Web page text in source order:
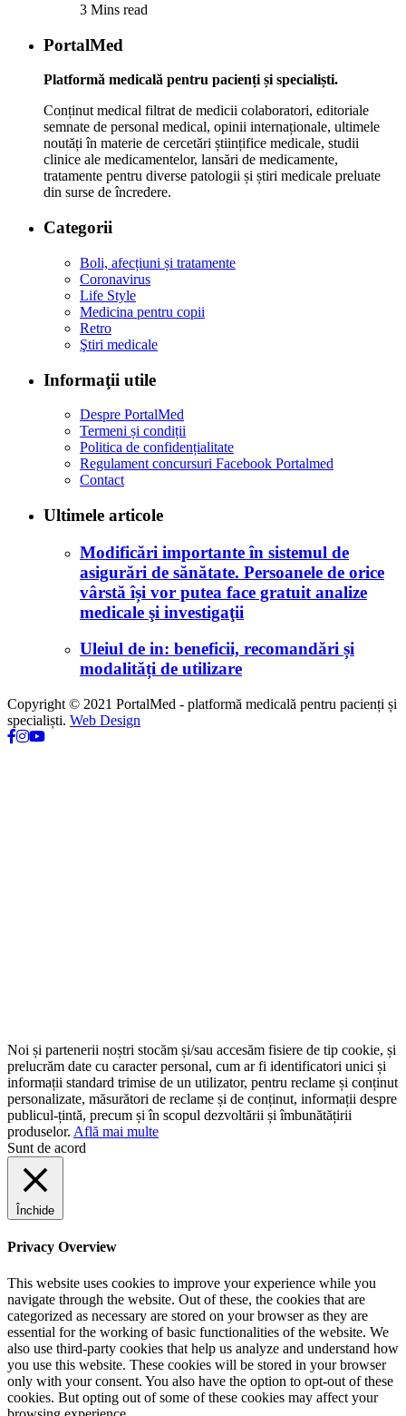
3 Mins read
PortalMed
Platformă medicală pentru pacienți și specialiști.
Conținut medical filtrat de medicii colaboratori, editoriale
semnate de personal medical, opinii internaționale, ultimele
noutăți în materie de cercetări științifice medicale, studii
clinice ale medicamentelor, lansări de medicamente,
tratamente pentru diverse patologii și știri medicale preluate
din surse de încredere.
Categorii
Boli, afecțiuni și tratamente
Coronavirus
Life Style
Medicina pentru copii
Retro
Ştiri medicale
Informaţii utile
Despre PortalMed
Termeni și condiții
Politica de confidențialitate
Regulament concursuri Facebook Portalmed
Contact
Ultimele articole
Modificări importante în sistemul de
asigurări de sănătate. Persoanele de orice
vârstă își vor putea face gratuit analize
medicale şi investigaţii
Uleiul de in: beneficii, recomandări și
modalități de utilizare
Copyright © 2021 PortalMed - platformă medicală pentru pacienți și
specialiști. Web Design
Noi și partenerii noștri stocăm și/sau accesăm fisiere de tip cookie, și
prelucrăm date cu caracter personal, cum ar fi identificatori unici și
informații standard trimise de un utilizator, pentru reclame și conținut
personalizate, măsurători de reclame și de conținut, informații despre
publicul-țintă, precum și în scopul dezvoltării și îmbunătățirii
produselor. Află mai multe
Sunt de acord
Închide
Privacy Overview
This website uses cookies to improve your experience while you
navigate through the website. Out of these, the cookies that are
categorized as necessary are stored on your browser as they are
essential for the working of basic functionalities of the website. We
also use third-party cookies that help us analyze and understand how
you use this website. These cookies will be stored in your browser
only with your consent. You also have the option to opt-out of these
cookies. But opting out of some of these cookies may affect your